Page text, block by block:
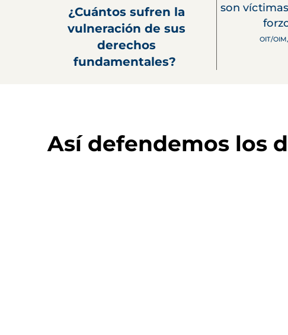
¿Cuántos sufren la
vulneración de sus
derechos
fundamentales?
son
OIT/
Así defendemos los